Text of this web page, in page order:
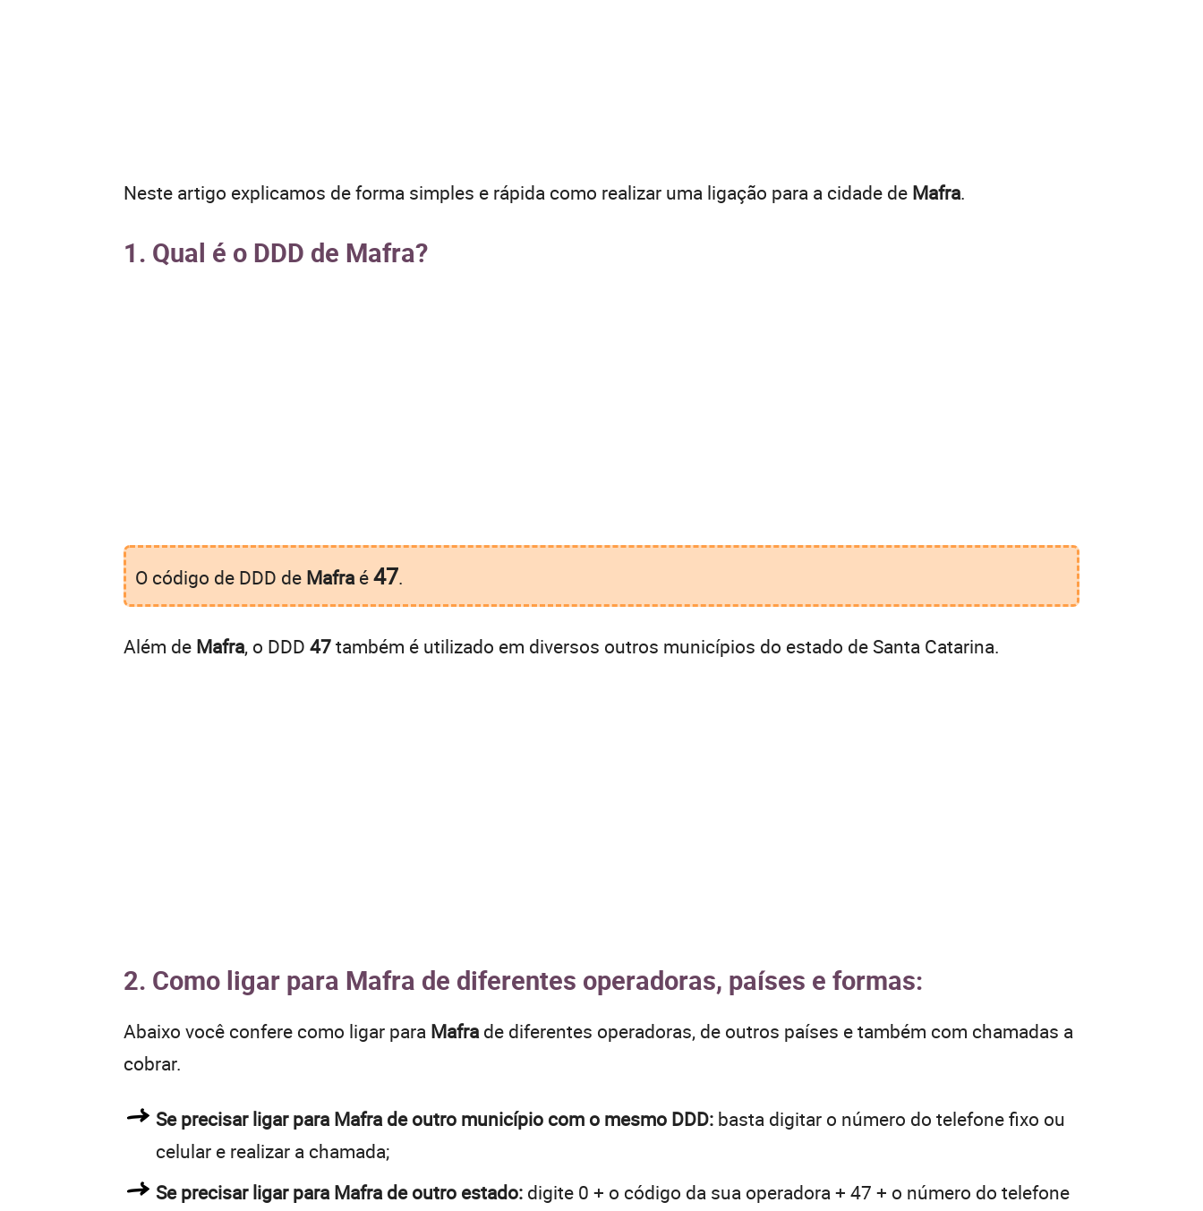
Neste artigo explicamos de forma simples e rápida como realizar uma ligação para a cidade de Mafra.
1. Qual é o DDD de Mafra?
O código de DDD de Mafraé47.
Além de Mafra, o DDD 47também é utilizado em diversos outros municípios do estado de Santa Catarina.
2. Como ligar para Mafra de diferentes operadoras, países e formas:
Abaixo você confere como ligar para Mafrade diferentes operadoras, de outros países e também com chamadas a
cobrar.
Se precisar ligar para Mafra de outro município com o mesmo DDD: basta digitar o número do telefone fixo ou
celular e realizar a chamada;
Se precisar ligar para Mafra de outro estado: digite 0 + o código da sua operadora + 47 + o número do telefone